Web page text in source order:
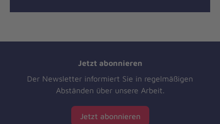
Jetzt abonnieren
Der Newsletter informiert Sie in regelmäßigen
Abständen über unsere Arbeit.
Jetzt abonnieren